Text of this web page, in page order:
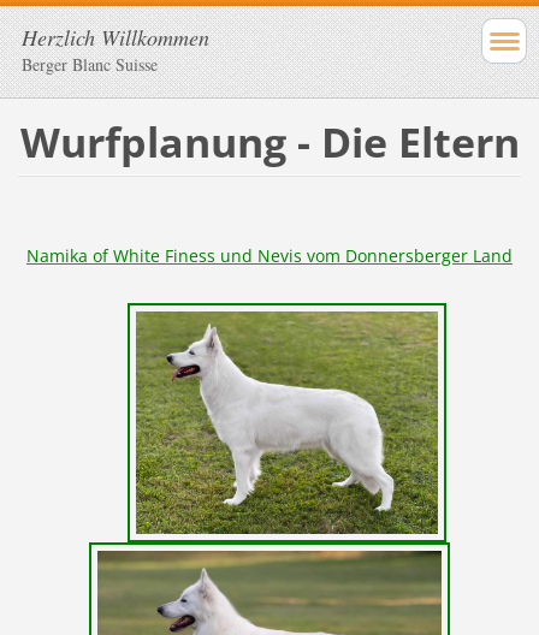
Herzlich Willkommen
Berger Blanc Suisse
Wurfplanung - Die Eltern
Namika of White Finess und Nevis vom Donnersberger Land